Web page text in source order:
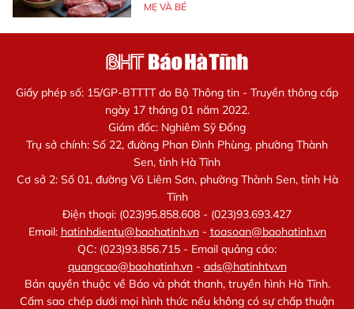
MẸ VÀ BÉ
Giấy phép số: 15/GP-BTTTT do Bộ Thông tin - Truyền thông cấp
ngày 17 tháng 01 năm 2022.
Giám đốc: Nghiêm Sỹ Đống
Trụ sở chính: Số 22, đường Phan Đình Phùng, phường Thành
Sen, tỉnh Hà Tĩnh
Cơ sở 2: Số 01, đường Võ Liêm Sơn, phường Thành Sen, tỉnh Hà
Tĩnh
Điện thoại: (023)95.858.608 - (023)93.693.427
Email: hatinhdientu@baohatinh.vn- toasoan@baohatinh.vn
QC: (023)93.856.715 - Email quảng cáo:
quangcao@baohatinh.vn- ads@hatinhtv.vn
Bản quyền thuộc về Báo và phát thanh, truyền hình Hà Tĩnh.
Cấm sao chép dưới mọi hình thức nếu không có sự chấp thuận